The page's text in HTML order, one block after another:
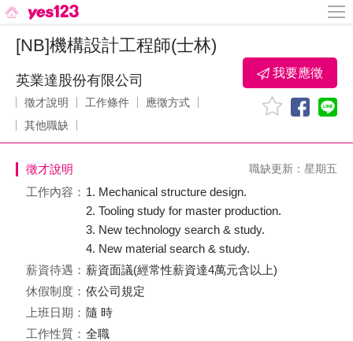
[NB]機構設計工程師(士林)
英業達股份有限公司
徵才說明 工作條件
應徵方式
其他職缺
我要應徵
徵才說明 職缺更新：星期五
工作內容： 1. Mechanical structure design.
2. Tooling study for master production.
3. New technology search & study.
4. New material search & study.
薪資待遇： 薪資面議(經常性薪資達4萬元含以上)
休假制度： 依公司規定
上班日期： 隨 時
工作性質： 全職